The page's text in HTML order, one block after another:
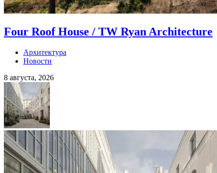
Four Roof House / TW Ryan Architecture
Архитектура
Новости
8 августа, 2026